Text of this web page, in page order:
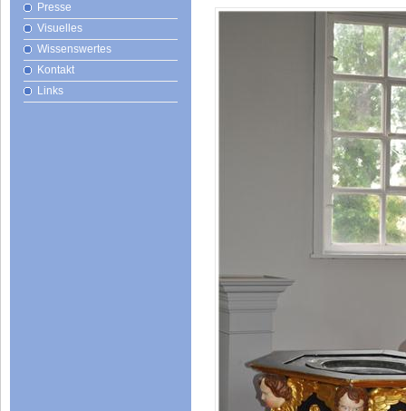
Presse
Visuelles
Wissenswertes
Kontakt
Links